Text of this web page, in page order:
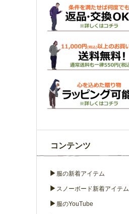
コンテンツ
▶ 服の新着アイテム
▶ スノーボード新着アイテム
▶ 服のYouTube